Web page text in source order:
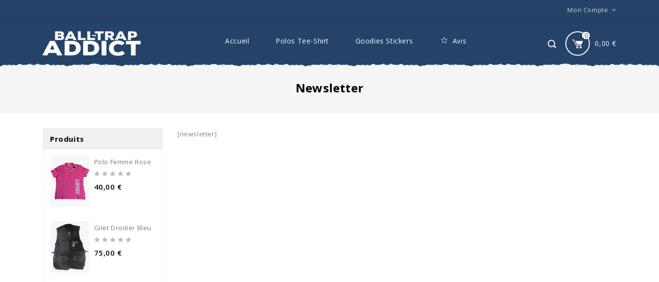
Mon Compte
Accueil Polos Tee-Shirt Goodies Stickers Avis
0
0,00€
Newsletter
[newsletter]
Produits
Polo Femme Rose
out
40,00 €
Gilet Droitier Bleu
out
75,00 €